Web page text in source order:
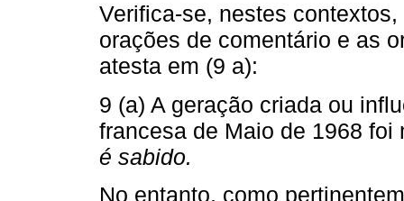
Verifica-se, nestes
orações de comentário e as
atesta em (9 a):
9 (a) A geração criada ou
francesa de Maio de 1968
é sabido.
No entanto, como